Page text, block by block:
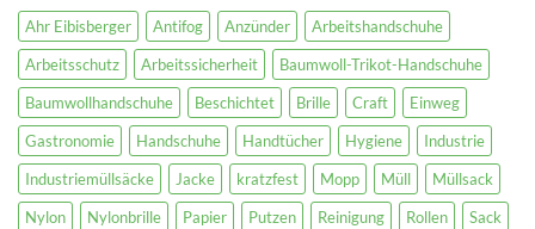
Ahr Eibisberger Antifog Anzünder
Arbeitshandschuhe
Arbeitsschutz
Arbeitssicherheit
Baumwoll-Trikot-Handschuhe
Baumwollhandschuhe
Beschichtet Brille Craft
Einweg
Gastronomie
Handschuhe Handtücher Hygiene
Industrie
Industriemüllsäcke
Jacke kratzfest Mopp Müll
Müllsack
Nylon
Nylonbrille Papier Putzen Reinigung Rollen
Sack